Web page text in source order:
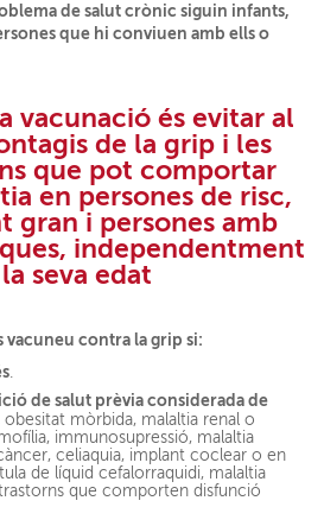
de salut crònic siguin infants,
que hi conviuen amb ells o
vacunació és evitar al
de la grip i les
que pot comportar
en persones de risc,
gran i persones amb
independentment
seva edat
vacuneu contra la grip si:
de salut prèvia considerada de
mòrbida, malaltia renal o
immunosupressió, malaltia
celiaquia, implant coclear o en
de líquid cefalorraquidi, malaltia
que comporten disfunció